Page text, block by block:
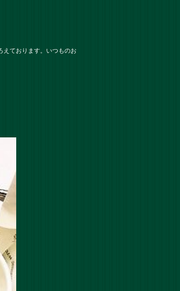
えております。いつものお